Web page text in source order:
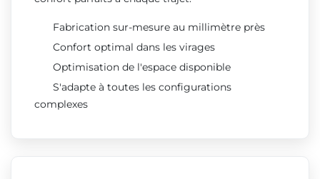
Fabrication sur-mesure au millimètre près
Confort optimal dans les virages
Optimisation de l'espace disponible
S'adapte à toutes les configurations
complexes